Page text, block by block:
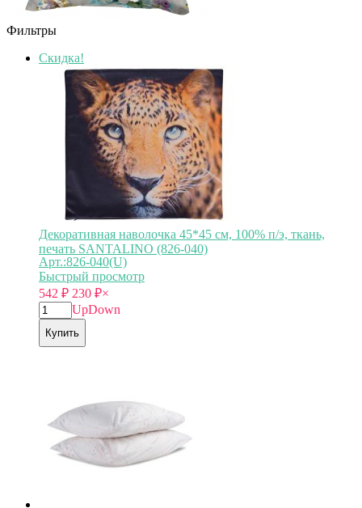
Фильтры
Скидка!
Декоративная наволочка 45*45 см, 100% п/э, ткань,
печать SANTALINO (826-040)
Арт.:826-040(U)
Быстрый просмотр
542 ₽ 230 ₽×
UpDown
Купить